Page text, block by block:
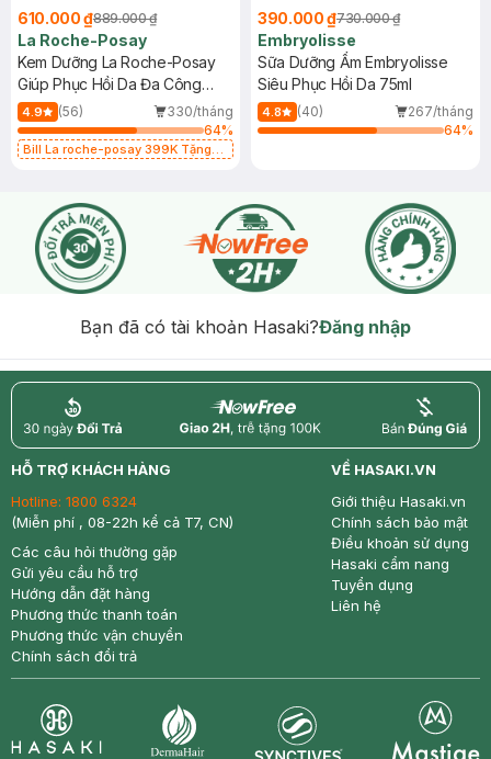
610.000 ₫889.000 ₫
La Roche-Posay
Kem Dưỡng La Roche-Posay
Giúp Phục Hồi Da Đa Công
Dụng 100ml
4.9 (56)
330/tháng
64%
Bill La roche-posay 399K Tặng
390.000 ₫730.000 ₫
Embryolisse
Sữa Dưỡng Ẩm Embryolisse
Siêu Phục Hồi Da 75ml
4.8 (40)
267/tháng
64%
Bạn đã có tài khoản Hasaki?Đăng nhập
return nowfree price
HỖ TRỢ KHÁCH HÀNG
Hotline: 1800 6324
(Miễn phí , 08-22h kể cả T7, CN)
Các câu hỏi thường gặp
Gửi yêu cầu hỗ trợ
Hướng dẫn đặt hàng
Phương thức thanh toán
Phương thức vận chuyển
Chính sách đổi trả
VỀ HASAKI.VN
Giới thiệu Hasaki.vn
Chính sách bảo mật
Điều khoản sử dụng
Hasaki cẩm nang
Tuyển dụng
Liên hệ